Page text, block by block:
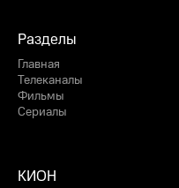
Разделы
Главная
Телеканалы
Фильмы
Сериалы
КИОН